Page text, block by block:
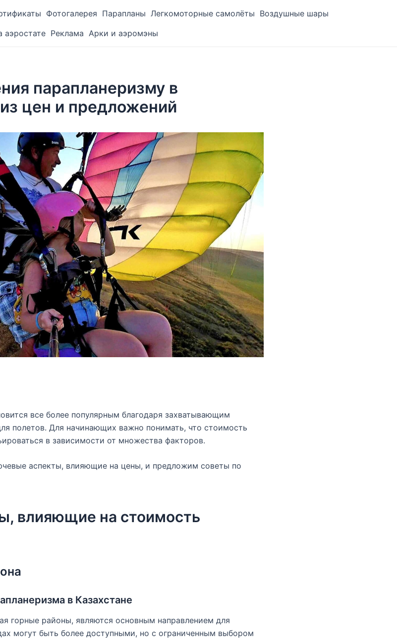
Фотогалерея Парапланы Легкомоторные самолёты Воздушные шары
аэростате Реклама Арки и аэромэны
парапланеризму в
цен и предложений
все более популярным благодаря захватывающим
полетов. Для начинающих важно понимать, что стоимость
в зависимости от множества факторов.
аспекты, влияющие на цены, и предложим советы по
влияющие на стоимость
в Казахстане
горные районы, являются основным направлением для
могут быть более доступными, но с ограниченным выбором